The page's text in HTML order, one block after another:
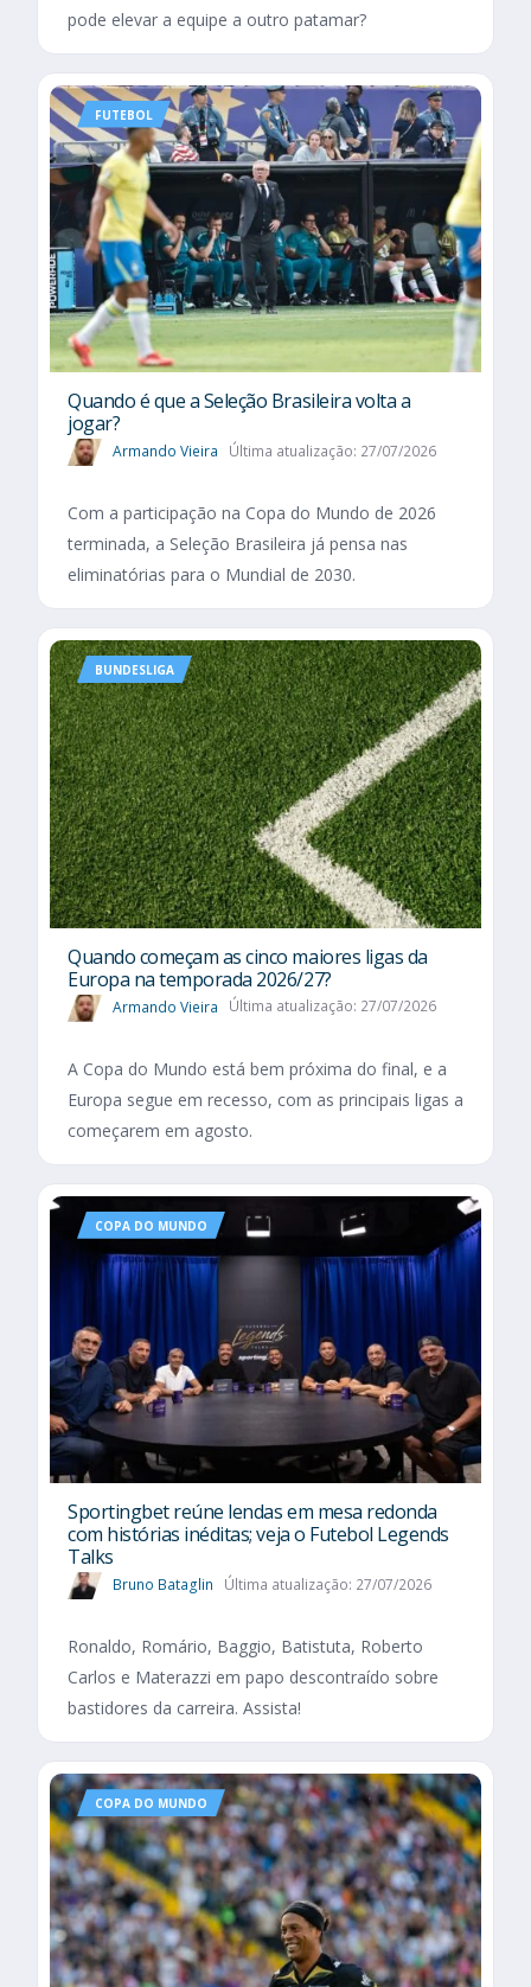
pode elevar a equipe a outro patamar?
FUTEBOL
Quando é que a Seleção Brasileira volta a
jogar?
Armando Vieira Última atualização: 27/07/2026
Com a participação na Copa do Mundo de 2026
terminada, a Seleção Brasileira já pensa nas
eliminatórias para o Mundial de 2030.
BUNDESLIGA
Quando começam as cinco maiores ligas da
Europa na temporada 2026/27?
Armando Vieira Última atualização: 27/07/2026
A Copa do Mundo está bem próxima do final, e a
Europa segue em recesso, com as principais ligas a
começarem em agosto.
COPA DO MUNDO
Sportingbet reúne lendas em mesa redonda
com histórias inéditas; veja o Futebol Legends
Talks
Bruno Bataglin Última atualização: 27/07/2026
Ronaldo, Romário, Baggio, Batistuta, Roberto
Carlos e Materazzi em papo descontraído sobre
bastidores da carreira. Assista!
COPA DO MUNDO